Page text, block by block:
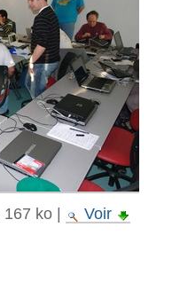
167 ko|
Voir